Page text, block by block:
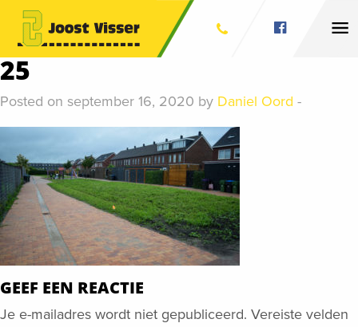
25
Posted on september 16, 2020 by Daniel Oord -
GEEF EEN REACTIE
Je e-mailadres wordt niet gepubliceerd. Vereiste velden